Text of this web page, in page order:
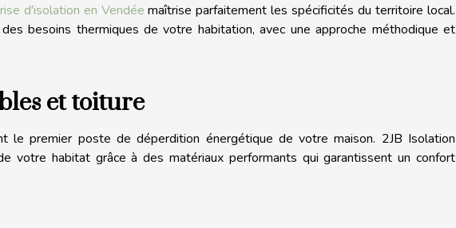
d'isolation en Vendée maîtrise parfaitement les spécificités du territoire local.
besoins thermiques de votre habitation, avec une approche méthodique et
et toiture
le premier poste de déperdition énergétique de votre maison. 2JB Isolation
votre habitat grâce à des matériaux performants qui garantissent un confort